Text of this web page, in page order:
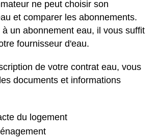
ne peut choisir son
et comparer les abonnements.
un abonnement eau, il vous suffit
fournisseur d'eau.
de votre contrat eau, vous
documents et informations
du logement